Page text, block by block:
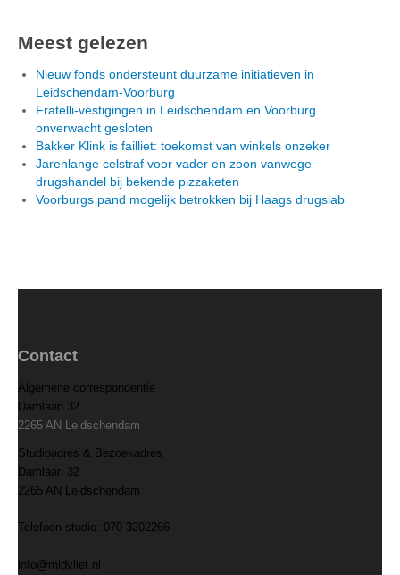
Meest gelezen
Nieuw fonds ondersteunt duurzame initiatieven in
Leidschendam-Voorburg
Fratelli-vestigingen in Leidschendam en Voorburg
onverwacht gesloten
Bakker Klink is failliet: toekomst van winkels onzeker
Jarenlange celstraf voor vader en zoon vanwege
drugshandel bij bekende pizzaketen
Voorburgs pand mogelijk betrokken bij Haags drugslab
Contact
Algemene correspondentie
Damlaan 32
2265 AN Leidschendam
Studioadres & Bezoekadres
Damlaan 32
2265 AN Leidschendam
Telefoon studio: 070-3202266
info@midvliet.nl